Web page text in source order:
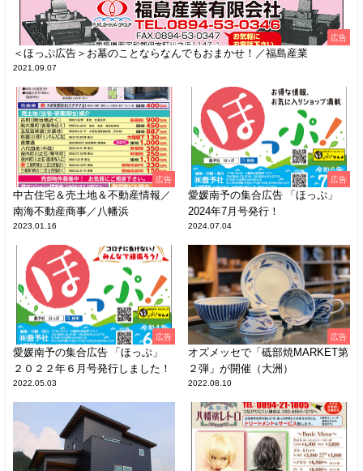
広告
＜ほっぷ広告＞お墓のことならなんでもおまかせ！／福島産業
2021.09.07
広告
中古住宅＆売土地＆不動産情報／
南海不動産商事／八幡浜
2023.01.16
広告
愛媛南予の集合広告 「ほっぷ」
2024年7月号発行！
2024.07.04
広告
愛媛南予の集合広告 「ほっぷ」
２０２２年６月号発行しました！
2022.05.03
広告
オズメッセで「砥部焼MARKET第
２弾」が開催（大洲）
2022.08.10